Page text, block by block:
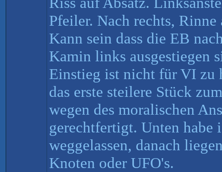
Pfeiler. Nach rechts,
Kann sein dass die EB
Kamin links ausgestiegen
Einstieg ist nicht für VI zu
das erste steilere Stück
wegen des moralischen
gerechtfertigt. Unten habe
weggelassen, danach
Knoten oder UFO's.